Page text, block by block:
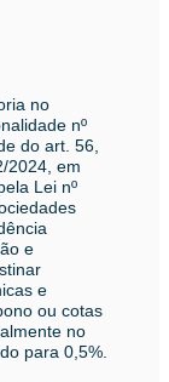
no
nº
do art. 56,
2024, em
Lei nº
e
e
ou cotas
no
para 0,5%.